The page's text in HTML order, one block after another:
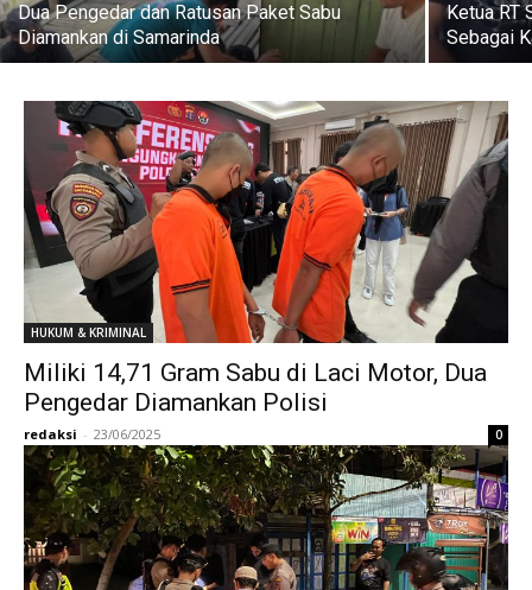
Dua Pengedar dan Ratusan Paket Sabu
Diamankan di Samarinda
Ketua RT
Sebagai
HUKUM & KRIMINAL
Miliki 14,71 Gram Sabu di Laci Motor, Dua
Pengedar Diamankan Polisi
redaksi - 23/06/2025 0